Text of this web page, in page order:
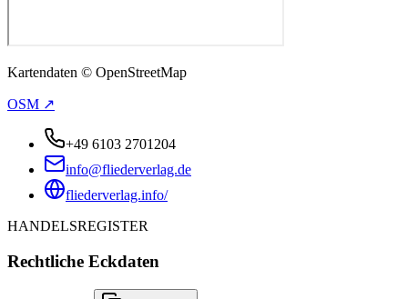
Kartendaten © OpenStreetMap
OSM ↗
+49 6103 2701204
info@fliederverlag.de
fliederverlag.info/
HANDELSREGISTER
Rechtliche Eckdaten